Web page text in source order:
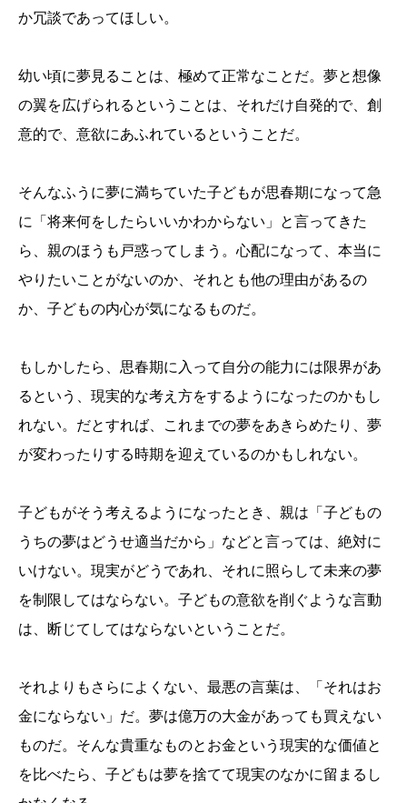
か冗談であってほしい。
幼い頃に夢見ることは、極めて正常なことだ。夢と想像
の翼を広げられるということは、それだけ自発的で、創
意的で、意欲にあふれているということだ。
そんなふうに夢に満ちていた子どもが思春期になって急
に「将来何をしたらいいかわからない」と言ってきた
ら、親のほうも戸惑ってしまう。心配になって、本当に
やりたいことがないのか、それとも他の理由があるの
か、子どもの内心が気になるものだ。
もしかしたら、思春期に入って自分の能力には限界があ
るという、現実的な考え方をするようになったのかもし
れない。だとすれば、これまでの夢をあきらめたり、夢
が変わったりする時期を迎えているのかもしれない。
子どもがそう考えるようになったとき、親は「子どもの
うちの夢はどうせ適当だから」などと言っては、絶対に
いけない。現実がどうであれ、それに照らして未来の夢
を制限してはならない。子どもの意欲を削ぐような言動
は、断じてしてはならないということだ。
それよりもさらによくない、最悪の言葉は、「それはお
金にならない」だ。夢は億万の大金があっても買えない
ものだ。そんな貴重なものとお金という現実的な価値と
を比べたら、子どもは夢を捨てて現実のなかに留まるし